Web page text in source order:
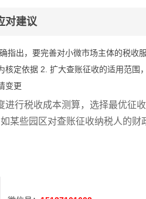
对建议
指出，要完善对小微市场主体的税收
核定依据 2. 扩大查账征收的适用范
变更
进行税收成本测算，选择最优征
某些园区对查账征收纳税人的